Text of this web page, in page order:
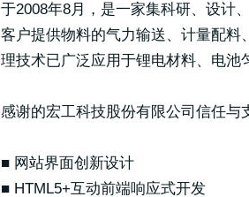
于2008年8月，是一家集科研、设计
客户提供物料的气力输送、计量配
理技术已广泛应用于锂电材料、电池
感谢的宏工科技股份有限公司信任与
■ 网站界面创新设计
■ HTML5+互动前端响应式开发